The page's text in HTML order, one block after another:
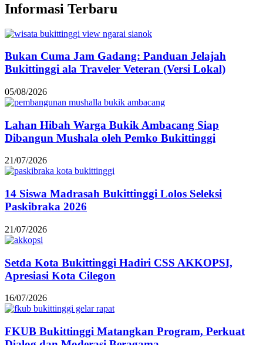
Informasi Terbaru
Bukan Cuma Jam Gadang: Panduan Jelajah
Bukittinggi ala Traveler Veteran (Versi Lokal)
05/08/2026
Lahan Hibah Warga Bukik Ambacang Siap
Dibangun Mushala oleh Pemko Bukittinggi
21/07/2026
14 Siswa Madrasah Bukittinggi Lolos Seleksi
Paskibraka 2026
21/07/2026
Setda Kota Bukittinggi Hadiri CSS AKKOPSI,
Apresiasi Kota Cilegon
16/07/2026
FKUB Bukittinggi Matangkan Program, Perkuat